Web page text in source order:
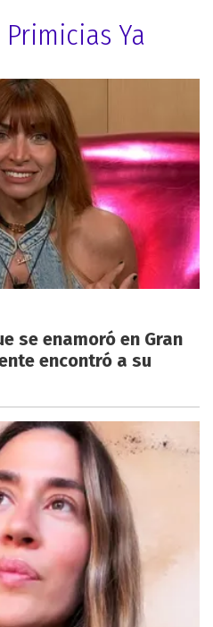
Ya
se enamoró en Gran
encontró a su